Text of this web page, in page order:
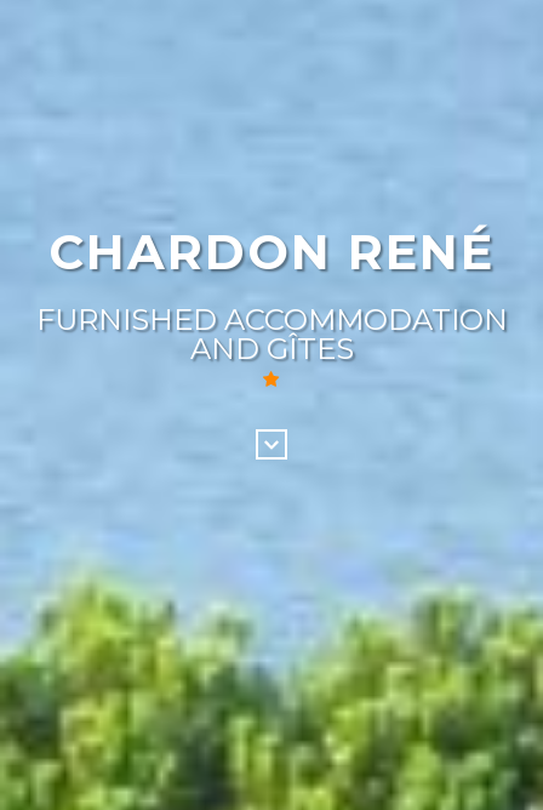
CHARDON RENÉ
FURNISHED ACCOMMODATION
AND GÎTES